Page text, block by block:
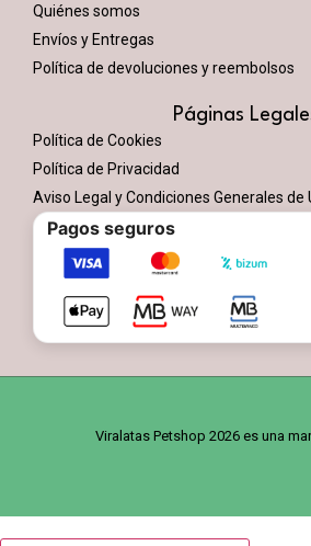
Quiénes somos
Envíos y Entregas
Política de devoluciones y reembolsos
Páginas
Política de Cookies
Política de Privacidad
Aviso Legal y Condiciones Generales de
Pagos seguros
Viralatas Petshop 2026 es una